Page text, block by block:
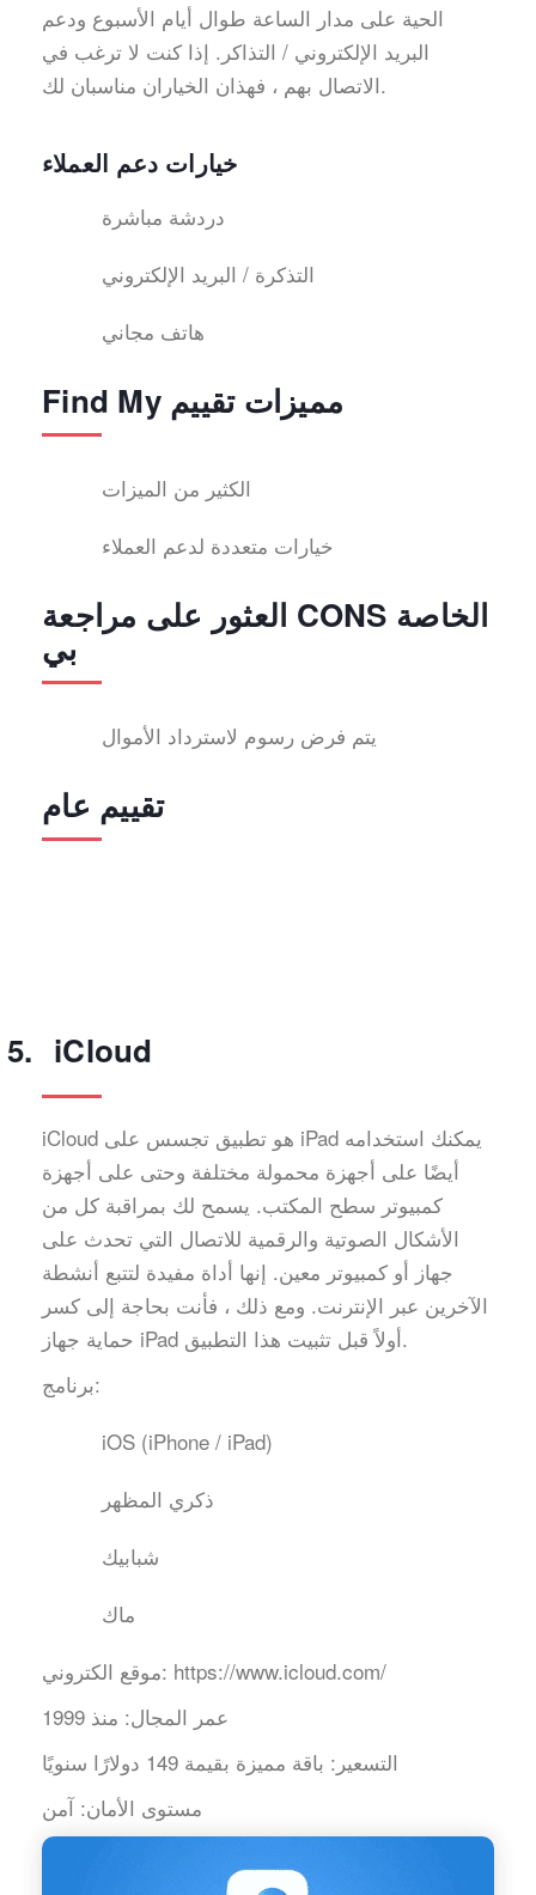
الحية على مدار الساعة طوال أيام الأسبوع ودعم
البريد الإلكتروني / التذاكر. إذا كنت لا ترغب في
الاتصال بهم ، فهذان الخياران مناسبان لك.
خيارات دعم العملاء
دردشة مباشرة
التذكرة / البريد الإلكتروني
هاتف مجاني
Find My مميزات تقييم
الكثير من الميزات
خيارات متعددة لدعم العملاء
العثور على مراجعة CONS الخاصة
بي
يتم فرض رسوم لاسترداد الأموال
تقييم عام
iCloud
iCloud هو تطبيق تجسس على iPad يمكنك استخدامه
أيضًا على أجهزة محمولة مختلفة وحتى على أجهزة
كمبيوتر سطح المكتب. يسمح لك بمراقبة كل من
الأشكال الصوتية والرقمية للاتصال التي تحدث على
جهاز أو كمبيوتر معين. إنها أداة مفيدة لتتبع أنشطة
الآخرين عبر الإنترنت. ومع ذلك ، فأنت بحاجة إلى كسر
حماية جهاز iPad أولاً قبل تثبيت هذا التطبيق.
برنامج:
iOS (iPhone / iPad)
ذكري المظهر
شبابيك
ماك
موقع الكتروني: https://www.icloud.com/
عمر المجال: منذ 1999
التسعير: باقة مميزة بقيمة 149 دولارًا سنويًا
مستوى الأمان: آمن